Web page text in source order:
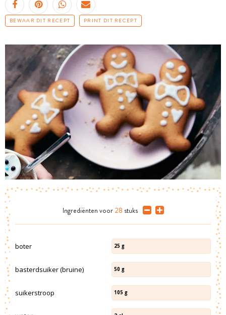
BEWAAR DIT RECEPT PRINT DIT RECEPT
Ingrediënten voor 28 stuks
boter 25 g
basterdsuiker (bruine) 50 g
suikerstroop 105 g